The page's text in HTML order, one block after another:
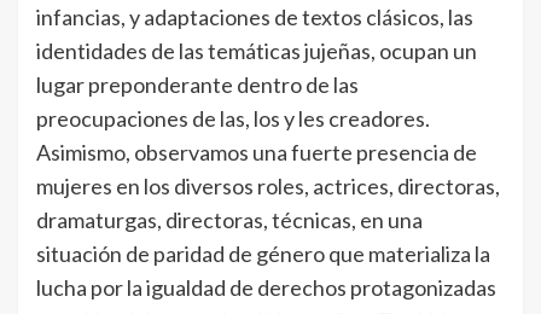
infancias, y adaptaciones de textos clásicos, las
identidades de las temáticas jujeñas, ocupan un
lugar preponderante dentro de las
preocupaciones de las, los y les creadores.
Asimismo, observamos una fuerte presencia de
mujeres en los diversos roles, actrices, directoras,
dramaturgas, directoras, técnicas, en una
situación de paridad de género que materializa la
lucha por la igualdad de derechos protagonizadas